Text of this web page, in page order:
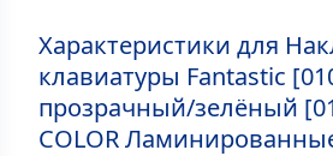
Характеристики для
клавиатуры Fantastic
прозрачный/зелёный
COLOR